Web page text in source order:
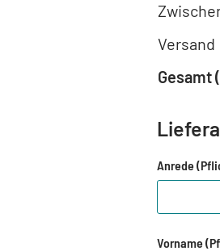
Versand
Gesamt
Anrede
Vorname